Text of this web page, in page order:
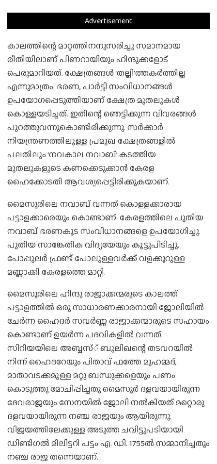
Advertisement
കാലത്തിന്റെ മാറ്റത്തിനനുസരിച്ചു സമാനമായ
രീതിയിലാണ് പിണറായിയും ഹിന്ദുക്കളോട്
പെരുമാറിയത്. ക്ഷേത്രങ്ങള്‍ ‘തല്ലി’ത്തകര്‍ത്തില്ല
എന്നുമാത്രം. ഭരണ, പാര്‍ട്ടി സംവിധാനങ്ങള്‍
ഉപയോഗപ്പെടുത്തിയാണ് ക്ഷേത്ര മുതലുകള്‍
കൊള്ളയടിച്ചത്. ഇതിന്റെ ഞെട്ടിക്കുന്ന വിവരങ്ങള്‍
പുറത്തുവന്നുകൊണ്ടിരിക്കുന്നു. സര്‍ക്കാര്‍
നിയന്ത്രണത്തിലുള്ള പ്രമുഖ ക്ഷേത്രങ്ങളില്‍
പലതിലും ‘നവകാല നവാബ്’ കടത്തിയ
മുതലുകളുടെ കണക്കെടുക്കാന്‍ കേരള
ഹൈക്കോടതി ആവശ്യപ്പെട്ടിരിക്കുകയാണ്.
മൈസൂരിലെ നവാബ് വന്നത് കൊള്ളക്കാരായ
പട്ടാളക്കാരെയും കൊണ്ടാണ്. കേരളത്തിലെ പുതിയ
നവാബ് ഭരണകൂട സംവിധാനങ്ങളെ ഉപയോഗിച്ചു.
പുതിയ സാങ്കേതിക വിദ്യയേയും കൂട്ടുപിടിച്ചു.
പോപ്പുലര്‍ ഫ്രണ്ട് പോലുള്ളവര്‍ക്ക് വളക്കൂറുള്ള
മണ്ണാക്കി കേരളത്തെ മാറ്റി.
മൈസൂരിലെ ഹിന്ദു രാജാക്കന്മരുടെ കാലത്ത്
പട്ടാളത്തില്‍ ഒരു സാധാരണക്കാരനായി ജോലിയില്‍
ചേര്‍ന്ന ഹൈദര്‍ സവര്‍ണ്ണ രാജാക്കന്മാരുടെ സഹായം
കൊണ്ടാണ് ഉയര്‍ന്ന പദവികളില്‍ വന്നത്.
സിറിയയിലെ അബ്ബസ്് ബുലിഖന്റെ തടവറയില്‍
നിന്ന് ഹൈദറേയും പിതാവ് ഫത്തേ മുഹമ്മദ്,
മാതാവടക്കമുള്ള മറ്റു ബന്ധുക്കളെയും പണം
കൊടുത്തു മോചിപ്പിച്ചതു മൈസൂര്‍ ദളവയായിരുന്ന
ദേവരാജയും സേനയില്‍ ജോലി നല്‍കിയത് മറ്റൊരു
ദളവയായിരുന്ന നഞ്ച രാജയും ആയിരുന്നു.
വിജയത്തിലേക്കുള്ള അടുത്ത ചവിട്ടുപടിയായി
ഡിണ്ടിഗല്‍ മിലിട്ടറി പട്ടം എ. ഡി. 1755ല്‍ സമ്മാനിച്ചതും
നഞ്ച രാജ തന്നെയാണ്.